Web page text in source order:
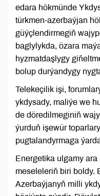
edara hökmünde
türkmen-azerbaýjan
güýçlendirmegiň
baglylykda, özara
hyzmatdaşlygy
bolup durýandygy
Telekeçilik işi,
ykdysady, maliýe we
de döredilmeginiň
ýurduň işewür
pugtalandyrmaga
Energetika ulgamy
meseleleriň biri boldy.
Azerbaýjanyň milli